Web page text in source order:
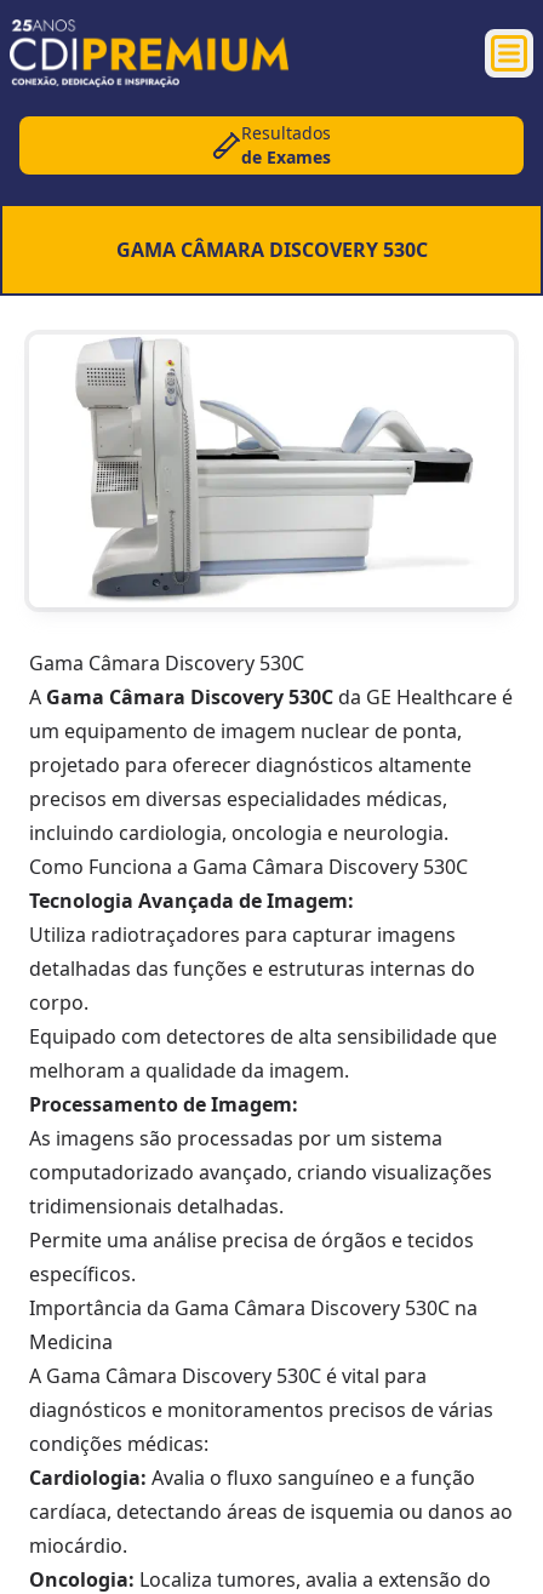
Resultados
de Exames
GAMA CÂMARA DISCOVERY 530C
Gama Câmara Discovery 530C
A Gama Câmara Discovery 530Cda GE Healthcare é
um equipamento de imagem nuclear de ponta,
projetado para oferecer diagnósticos altamente
precisos em diversas especialidades médicas,
incluindo cardiologia, oncologia e neurologia.
Como Funciona a Gama Câmara Discovery 530C
Tecnologia Avançada de Imagem:
Utiliza radiotraçadores para capturar imagens
detalhadas das funções e estruturas internas do
corpo.
Equipado com detectores de alta sensibilidade que
melhoram a qualidade da imagem.
Processamento de Imagem:
As imagens são processadas por um sistema
computadorizado avançado, criando visualizações
tridimensionais detalhadas.
Permite uma análise precisa de órgãos e tecidos
específicos.
Importância da Gama Câmara Discovery 530C na
Medicina
A Gama Câmara Discovery 530C é vital para
diagnósticos e monitoramentos precisos de várias
condições médicas:
Cardiologia: Avalia o fluxo sanguíneo e a função
cardíaca, detectando áreas de isquemia ou danos ao
miocárdio.
Oncologia: Localiza tumores, avalia a extensão do